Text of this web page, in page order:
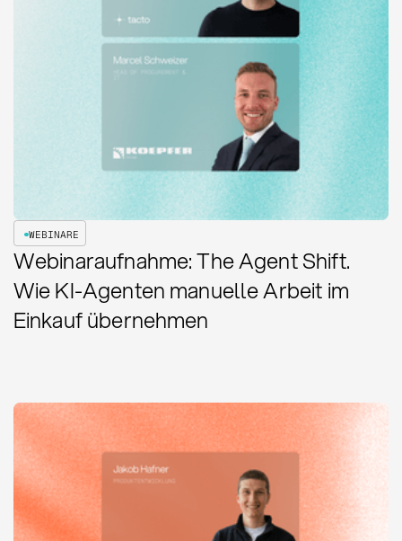
WEBINARE
Webinaraufnahme: The Agent Shift.
Wie KI-Agenten manuelle Arbeit im
Einkauf übernehmen